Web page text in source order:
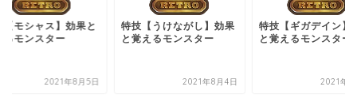
【モシャス】効果と
るモンスター
2021年8月5日
特技【うけながし】効果
と覚えるモンスター
2021年8月4日
特技【ギガデイン】
と覚えるモンスター
2021年7